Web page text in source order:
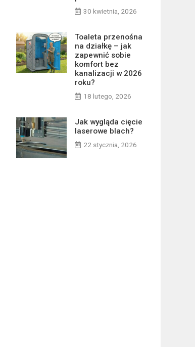
30 kwietnia, 2026
Toaleta przenośna
na działkę – jak
zapewnić sobie
komfort bez
kanalizacji w 2026
roku?
18 lutego, 2026
Jak wygląda cięcie
laserowe blach?
22 stycznia, 2026